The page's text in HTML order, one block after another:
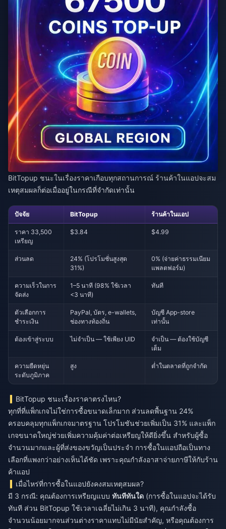
BitTopup ชนะในเรื่องราคาเกือบทุกสถานการณ์ ร้านค้าในแอปจะสม
เหตุสมผลก็ต่อเมื่ออยู่ในกรณีที่จำกัดเท่านั้น
ปัจจัย BitTopup ร้านค้าในแอป
ราคา 33,500
เหรียญ
$3.84 $4.99
ส่วนลด
24% (โปรโมชั่นสูงสุด
31%)
0% (จ่ายค่าธรรมเนียม
แพลตฟอร์ม)
ความเร็วในการ
จัดส่ง
1–5 นาที (98% ใช้เวลา
<3 นาที)
ทันที
ตัวเลือกการ
ชำระเงิน
PayPal, บัตร, e-wallets,
ช่องทางท้องถิ่น
บัญชี App-store
เท่านั้น
ต้องเข้าสู่ระบบ ไม่จำเป็น — ใช้เพียง UID
จำเป็น — ต้องใช้บัญชี
เต็ม
ความยืดหยุ่น
ระดับภูมิภาค
สูง ต่ำในตลาดที่ถูกจำกัด
BitTopup ชนะเรื่องราคาตรงไหน?
ทุกที่ที่แพ็กเกจไม่ใช่การซื้อขนาดเล็กมาก ส่วนลดพื้นฐาน 24%
ครอบคลุมทุกแพ็กเกจมาตรฐาน โปรโมชันช่วยเพิ่มเป็น 31% และแพ็ก
เกจขนาดใหญ่ช่วยเพิ่มความคุ้มค่าต่อเหรียญให้ดียิ่งขึ้น สำหรับผู้ซื้อ
จำนวนมากและผู้ที่ส่งของขวัญเป็นประจำ การซื้อในแอปถือเป็นทาง
เลือกที่แพงกว่าอย่างเห็นได้ชัด เพราะคุณกำลังอาสาจ่ายภาษีให้กับร้าน
ค้าแอป
เมื่อไหร่ที่การซื้อในแอปยังคงสมเหตุสมผล?
มี 3 กรณี: คุณต้องการเหรียญแบบ ทันทีทันใด (การซื้อในแอปจะได้รับ
ทันที ส่วน BitTopup ใช้เวลาเฉลี่ยไม่เกิน 3 นาที), คุณกำลังซื้อ
จำนวนน้อยมากจนส่วนต่างราคาแทบไม่มีนัยสำคัญ, หรือคุณต้องการ